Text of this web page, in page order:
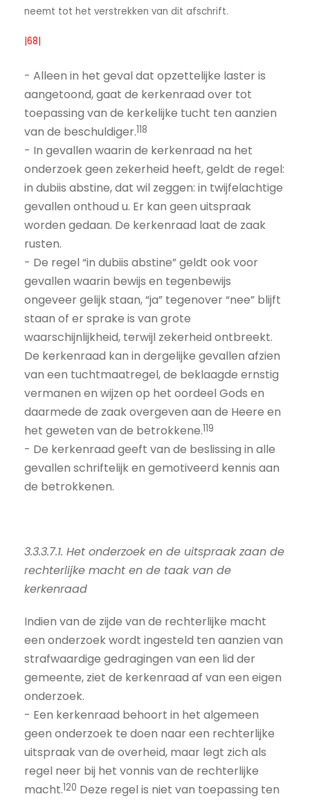
neemt tot het verstrekken van dit afschrift.
|68|
- Alleen in het geval dat opzettelijke laster is
aangetoond, gaat de kerkenraad over tot
toepassing van de kerkelijke tucht ten aanzien
van de beschuldiger.118
- In gevallen waarin de kerkenraad na het
onderzoek geen zekerheid heeft, geldt de regel:
in dubiis abstine, dat wil zeggen: in twijfelachtige
gevallen onthoud u. Er kan geen uitspraak
worden gedaan. De kerkenraad laat de zaak
rusten.
- De regel “in dubiis abstine” geldt ook voor
gevallen waarin bewijs en tegenbewijs
ongeveer gelijk staan, “ja” tegenover “nee” blijft
staan of er sprake is van grote
waarschijnlijkheid, terwijl zekerheid ontbreekt.
De kerkenraad kan in dergelijke gevallen afzien
van een tuchtmaatregel, de beklaagde ernstig
vermanen en wijzen op het oordeel Gods en
daarmede de zaak overgeven aan de Heere en
het geweten van de betrokkene.119
- De kerkenraad geeft van de beslissing in alle
gevallen schriftelijk en gemotiveerd kennis aan
de betrokkenen.
3.3.3.7.1. Het onderzoek en de uitspraak zaan de
rechterlijke macht en de taak van de
kerkenraad
Indien van de zijde van de rechterlijke macht
een onderzoek wordt ingesteld ten aanzien van
strafwaardige gedragingen van een lid der
gemeente, ziet de kerkenraad af van een eigen
onderzoek.
- Een kerkenraad behoort in het algemeen
geen onderzoek te doen naar een rechterlijke
uitspraak van de overheid, maar legt zich als
regel neer bij het vonnis van de rechterlijke
macht.120 Deze regel is niet van toepassing ten